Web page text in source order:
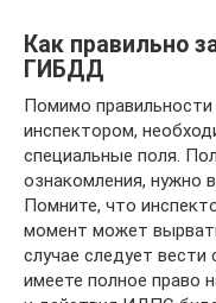
Как правильно
ГИБДД
Помимо
инспектором,
специальные поля.
ознакомления, нужно
Помните, что
момент может
случае следует
имеете полное право